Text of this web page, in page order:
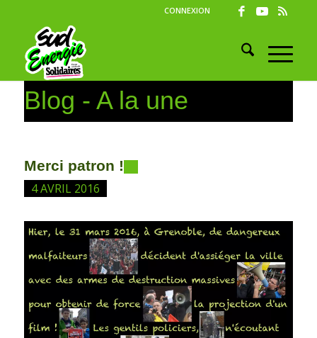
CONNEXION
Blog - A la une
Merci patron !
4 AVRIL 2016